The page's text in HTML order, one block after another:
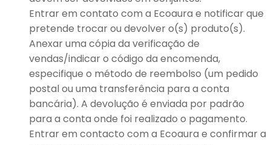
Entrar em contato com a Ecoaura e notificar que
pretende trocar ou devolver o(s) produto(s).
Anexar uma cópia da verificação de
vendas/indicar o código da encomenda,
especifique o método de reembolso (um pedido
postal ou uma transferência para a conta
bancária). A devolução é enviada por padrão
para a conta onde foi realizado o pagamento.
Entrar em contacto com a Ecoaura e confirmar a